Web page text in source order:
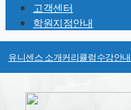
고객센터
학원지점안내
유니센스 소개커리큘럼수강안내